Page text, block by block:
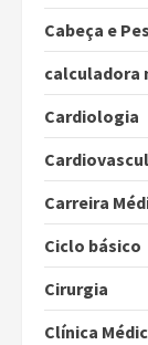
Cabeça e
calculadora
Cardiologia
Carreira
Ciclo básico
Cirurgia
Clínica